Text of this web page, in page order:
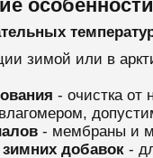
зимой или в
- очистка от
- мембраны и
добавок-